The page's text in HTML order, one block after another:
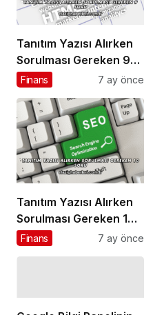
Tanıtım Yazısı Alırken
Sorulması Gereken 9
Soru
Finans 7 ay önce
Tanıtım Yazısı Alırken
Sorulması Gereken 10
Soru
Finans 7 ay önce